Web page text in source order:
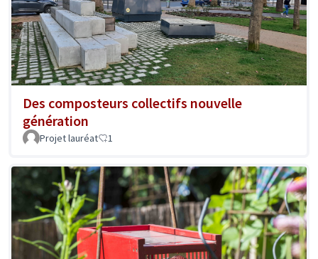
Des composteurs collectifs nouvelle
génération
Projet lauréat 1